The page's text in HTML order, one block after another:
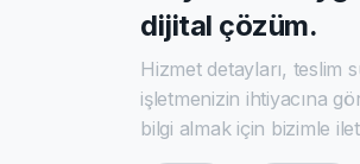
dijital çözüm.
Hizmet detayları, teslim
işletmenizin ihtiyacına
bilgi almak için bizimle